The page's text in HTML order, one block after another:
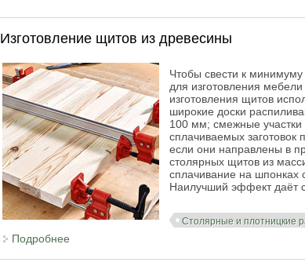
Изготовление щитов из древесины
Чтобы свести к
для изготовления
изготовления щитов
широкие доски
100 мм; смежные участки
сплачиваемых заготовок
если они направлены в
столярных щитов из
сплачивание на шпонках
Наилучший эффект даёт
Столярные и плотницкие
Подробнее